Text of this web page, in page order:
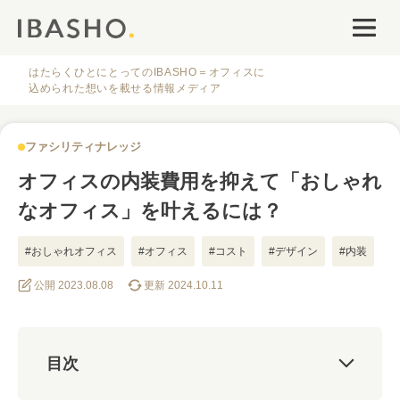
ファシリティナレッジ
#オフィス #事例
はたらくひとにとってのIBASHO＝オフィスに
込められた想いを載せる情報メディア
ファシリティナレッジ
オフィスの内装費用を抑えて「おしゃれ
なオフィス」を叶えるには？
#おしゃれオフィス #オフィス #コスト #デザイン #内装
公開 2023.08.08 更新 2024.10.11
目次